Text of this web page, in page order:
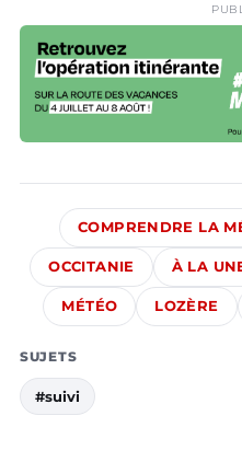
COMPRENDRE LA
OCCITANIE À LA
MÉTÉO LOZÈRE
SUJETS
#suivi